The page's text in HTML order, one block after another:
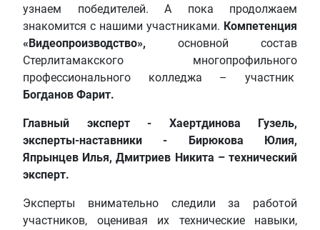
узнаем победителей. А пока продолжаем
знакомится с нашими участниками. Компетенция
«Видеопроизводство», основной состав
Стерлитамакского многопрофильного
профессионального колледжа – участник
Богданов Фарит.
Главный эксперт - Хаертдинова Гузель,
эксперты-наставники - Бирюкова Юлия,
Япрынцев Илья, Дмитриев Никита – технический
эксперт.
Эксперты внимательно следили за работой
участников, оценивая их технические навыки,